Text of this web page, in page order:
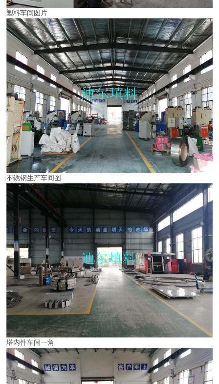
塑料车间图片
不锈钢生产车间图
塔内件车间一角